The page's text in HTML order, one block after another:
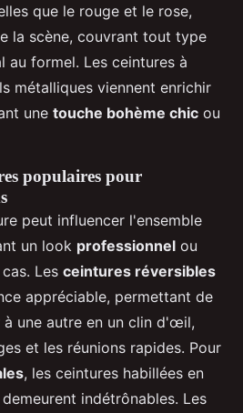
que le rouge et le rose,
la scène, couvrant tout type
au formel. Les ceintures à
métalliques viennent enrichir
une touche bohème chic ou
populaires pour
peut influencer l'ensemble
un look professionnel ou
Les ceintures réversibles
appréciable, permettant de
à une autre en un clin d'œil,
et les réunions rapides. Pour
, les ceintures habillées en
indétrônables. Les